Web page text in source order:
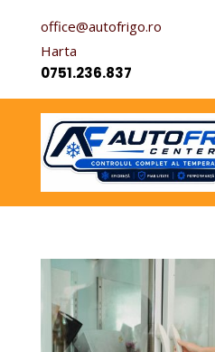
office@autofrigo.ro
Harta
0751.236.837